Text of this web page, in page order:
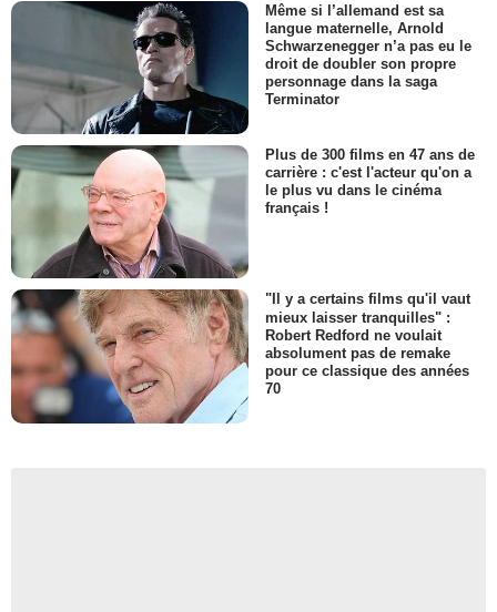
Même si l’allemand est sa
langue maternelle, Arnold
Schwarzenegger n’a pas eu le
droit de doubler son propre
personnage dans la saga
Terminator
Plus de 300 films en 47 ans de
carrière : c'est l'acteur qu'on a
le plus vu dans le cinéma
français !
"Il y a certains films qu'il vaut
mieux laisser tranquilles" :
Robert Redford ne voulait
absolument pas de remake
pour ce classique des années
70